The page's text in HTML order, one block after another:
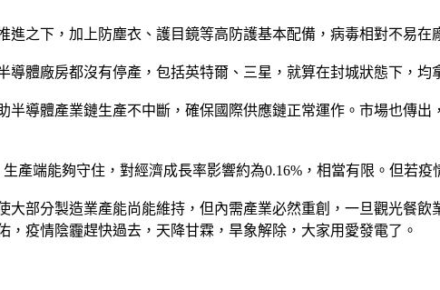
之下，加上防塵衣、護目鏡等高防護基本配備，病毒相對不易在
體廠房都沒有停產，包括英特爾、三星，就算在封城狀態下，均
半導體產業鏈生產不中斷，確保國際供應鏈正常運作。市場也傳
產端能夠守住，對經濟成長率影響約為0.16%，相當有限。但若
大部分製造業產能尚能維持，但內需產業必然重創，一旦觀光餐飲
疫情陰霾趕快過去，天降甘霖，旱象解除，大家用愛發電了。